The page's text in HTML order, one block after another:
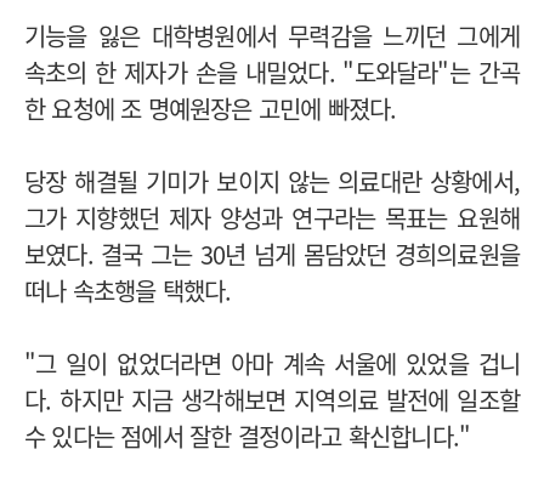
기능을 잃은 대학병원에서 무력감을 느끼던 그에게
속초의 한 제자가 손을 내밀었다. "도와달라"는 간곡
한 요청에 조 명예원장은 고민에 빠졌다.
당장 해결될 기미가 보이지 않는 의료대란 상황에서,
그가 지향했던 제자 양성과 연구라는 목표는 요원해
보였다. 결국 그는 30년 넘게 몸담았던 경희의료원을
떠나 속초행을 택했다.
"그 일이 없었더라면 아마 계속 서울에 있었을 겁니
다. 하지만 지금 생각해보면 지역의료 발전에 일조할
수 있다는 점에서 잘한 결정이라고 확신합니다."